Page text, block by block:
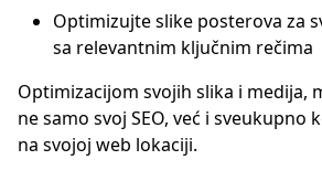
Optimizujte slike posterova za
sa relevantnim ključnim rečima
Optimizacijom svojih slika i medija,
ne samo svoj SEO, već i sveukupno
na svojoj web lokaciji.